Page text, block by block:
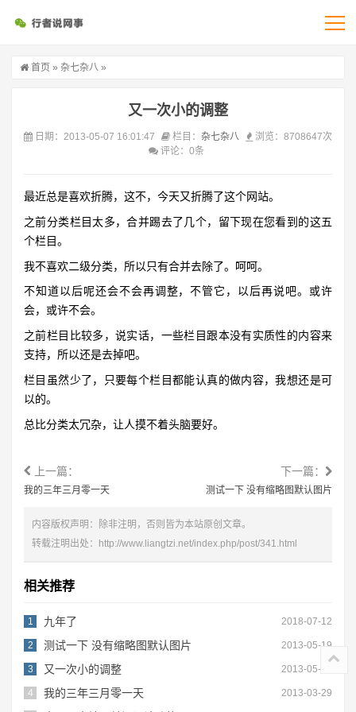
首页 » 杂七杂八 »
又一次小的调整
日期：2013-05-07 16:01:47 栏目： 杂七杂八
浏览：8708647次
评论：0条
最近总是喜欢折腾，这不，今天又折腾了这个网站。
之前分类栏目太多，合并踢去了几个，留下现在您看到的这五
个栏目。
我不喜欢二级分类，所以只有合并去除了。呵呵。
不知道以后呢还会不会再调整，不管它，以后再说吧。或许
会，或许不会。
之前栏目比较多，说实话，一些栏目跟本没有实质性的内容来
支持，所以还是去掉吧。
栏目虽然少了，只要每个栏目都能认真的做内容，我想还是可
以的。
总比分类太冗杂，让人摸不着头脑要好。
上一篇：
我的三年三月零一天
下一篇：
测试一下 没有缩略图默认图片
内容版权声明：除非注明，否则皆为本站原创文章。
转载注明出处：
http://www.liangtzi.net/index.php/post/341.html
相关推荐
2018-07-12
1 九年了
2013-05-19
2 测试一下 没有缩略图默认图片
2013-05-07
3 又一次小的调整
2013-03-29
4 我的三年三月零一天